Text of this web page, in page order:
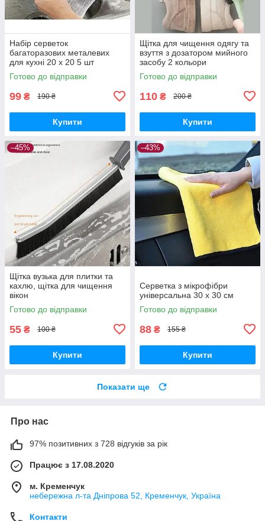
Набір серветок
багаторазових металевих
для кухні 20 х 20 5 шт
Готово до відправки
99 ₴ 190 ₴
Купити
Щітка для чищення одягу та
взуття з дозатором мийного
засобу 2 кольори
Готово до відправки
110 ₴ 200 ₴
Купити
–45%
Щітка вузька для плитки та
кахлю, щітка для чищення
вікон
Готово до відправки
55 ₴ 100 ₴
Купити
–43%
Серветка з мікрофібри
універсальна 30 х 30 см
Готово до відправки
88 ₴ 155 ₴
Купити
Показати ще
Про нас
97% позитивних з 728 відгуків за рік
Працює з 17.08.2020
м. Кременчук
небережна л-та Дніпрова 52, Кременчук, Україна
Контакти